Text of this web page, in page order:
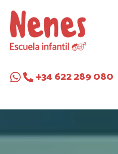
+34 622 289 080